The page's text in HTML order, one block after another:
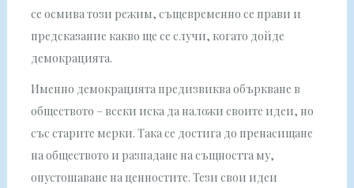
се осмива този режим, същевременно се прави и
предсказание какво ще се случи, когато дойде
демокрацията.
Именно демокрацията предизвиква объркване в
обществото – всеки иска да наложи своите идеи, но
със старите мерки. Така се достига до пренасищане
на обществото и разпадане на същността му,
опустошаване на ценностите. Тези свои идеи